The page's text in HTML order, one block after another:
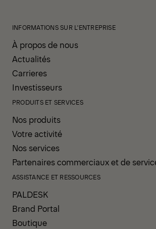
INFORMATIONS SUR L'ENTREPRISE
À propos de nous
Actualités
Carrieres
Investisseurs
PRODUITS ET SERVICES
Nos produits
Votre activité
Nos services
Partenaires commerciaux et de
ASSISTANCE ET RESSOURCES
PALDESK
Brand Portal
Boutique